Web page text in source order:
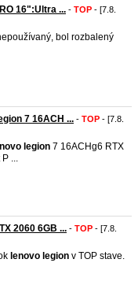
16":Ultra ... - TOP - [7.8.
bol rozbalený
7 16ACH ... - TOP - [7.8.
legion 7 16ACHg6 RTX
...
2060 6GB ... - TOP - [7.8.
lenovo legion v TOP stave.